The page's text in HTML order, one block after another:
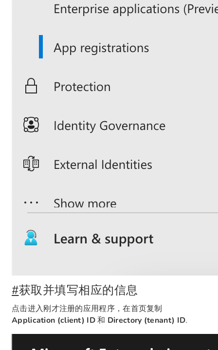
#获取并填写相应的信息
点击进入刚才注册的应用程序，在首页复制
Application (client) ID和 Directory (tenant) ID.